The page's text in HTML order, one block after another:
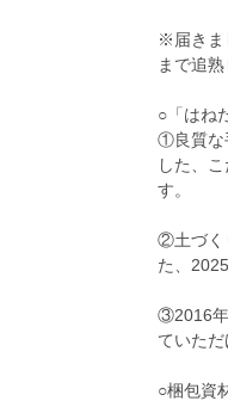
※届きま
まで追熟
○「はね
①良質な
した、
す。
②土づく
た、
③2016年
ていた
○梱包資